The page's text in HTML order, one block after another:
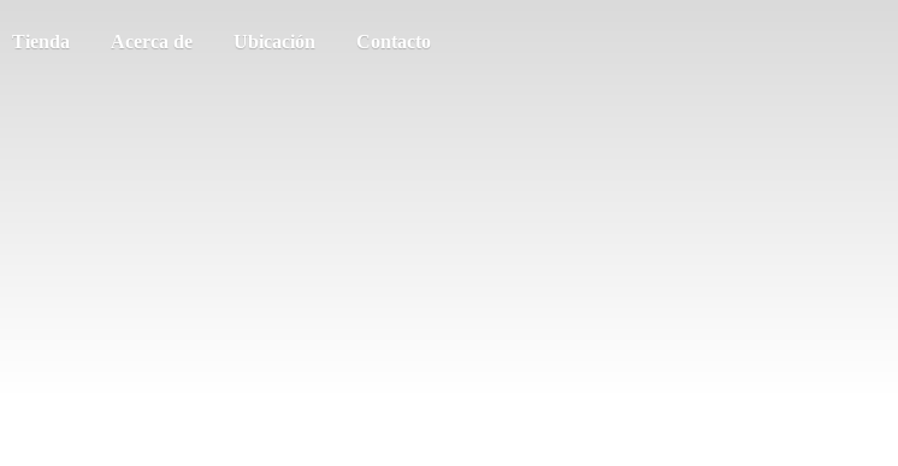
Tienda Acerca de Ubicación Contacto